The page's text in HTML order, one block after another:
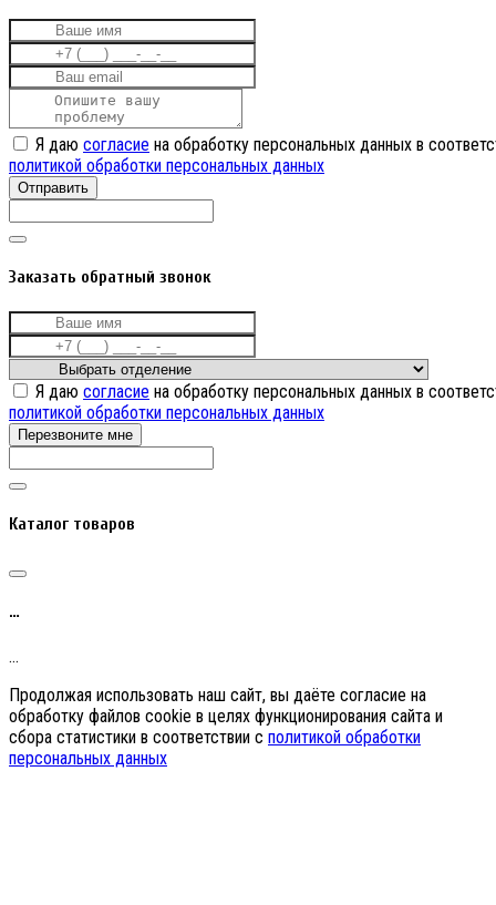
Я даю согласие на обработку персональных данных в
политикой обработки персональных данных
Отправить
Заказать обратный звонок
Я даю согласие на обработку персональных данных в
политикой обработки персональных данных
Перезвоните мне
Каталог товаров
…
…
Продолжая использовать наш сайт, вы даёте согласие на
обработку файлов cookie в целях функционирования сайта и
сбора статистики в соответствии с политикой обработки
персональных данных